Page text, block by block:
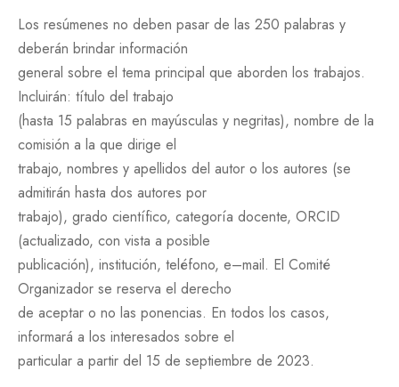
Los resúmenes no deben pasar de las 250 palabras y
deberán brindar información
general sobre el tema principal que aborden los trabajos.
Incluirán: título del trabajo
(hasta 15 palabras en mayúsculas y negritas), nombre de la
comisión a la que dirige el
trabajo, nombres y apellidos del autor o los autores (se
admitirán hasta dos autores por
trabajo), grado científico, categoría docente, ORCID
(actualizado, con vista a posible
publicación), institución, teléfono, e–mail. El Comité
Organizador se reserva el derecho
de aceptar o no las ponencias. En todos los casos,
informará a los interesados sobre el
particular a partir del 15 de septiembre de 2023.